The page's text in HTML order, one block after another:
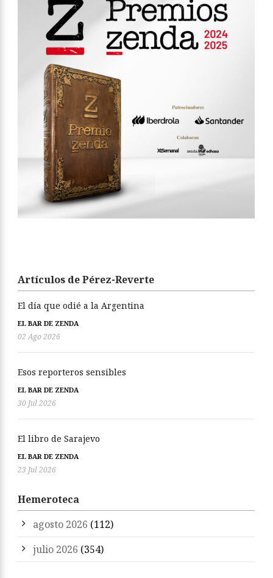
Artículos de Pérez-Reverte
El día que odié a la Argentina
EL BAR DE ZENDA
02 Ago 2026
Esos reporteros sensibles
EL BAR DE ZENDA
30 Jul 2026
El libro de Sarajevo
EL BAR DE ZENDA
23 Jul 2026
Hemeroteca
agosto 2026 (112)
julio 2026 (354)